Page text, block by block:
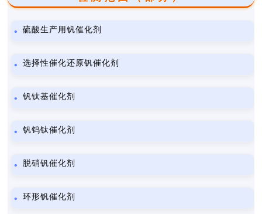
硫酸生产用钒催化剂
选择性催化还原钒催化剂
钒钛基催化剂
钒钨钛催化剂
脱硝钒催化剂
环形钒催化剂